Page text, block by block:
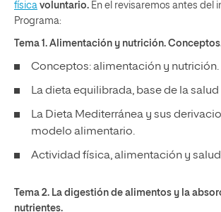
física voluntario. En el revisaremos antes del
Programa:
Tema 1. Alimentación y nutrición.
Conceptos: alimentación y nutrición.
La dieta equilibrada, base de la
La Dieta Mediterránea y sus
modelo alimentario.
Actividad física, alimentación y
Tema 2. La digestión de alimentos y la
nutrientes.